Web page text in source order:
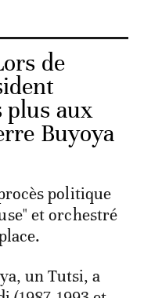
de
plus aux
Buyoya
politique
et orchestré
un Tutsi, a